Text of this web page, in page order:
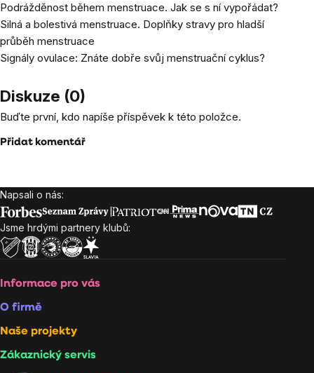
Podrážděnost během menstruace. Jak se s ní vypořádat?
Silná a bolestivá menstruace. Doplňky stravy pro hladší
průběh menstruace
Signály ovulace: Znáte dobře svůj menstruační cyklus?
Diskuze (0)
Buďte první, kdo napíše příspěvek k této položce.
Přidat komentář
Zápatí
Napsali o nás:
Jsme hrdými partnery klubů:
Informace pro vás
O firmě
Naše projekty
Zákaznický servis